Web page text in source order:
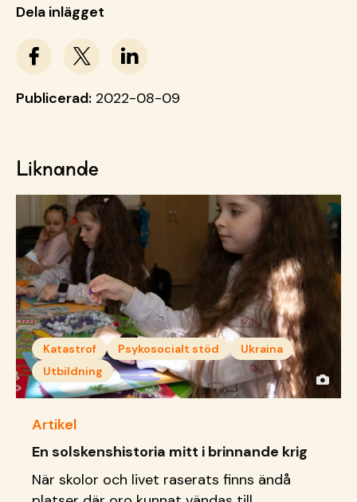
Dela inlägget
Publicerad: 2022-08-09
Liknande
Katastrof Psykosocialt stöd
Ukraina
Utbildning
Artikel
En solskenshistoria mitt i brinnande krig
När skolor och livet raserats finns ändå